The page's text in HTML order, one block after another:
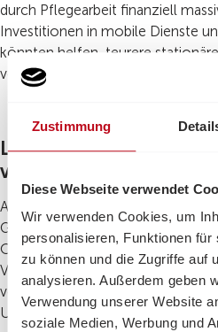
Zustimmung
Diese Webseite verwendet
Wir verwenden Cookies, um
personalisieren, Funktionen für
zu können und die Zugriffe auf
analysieren. Außerdem geben
Verwendung unserer Website
soziale Medien, Werbung und
durch Pflegearbeit finanziell
Investitionen in mobile Dienste
könnten helfen, teurere
vermeiden.
Langzeitpflege und
verbinden
Auch die mangelhafte
Gesundheits- und Pflegesystem
Organisationen für hohe Kosten
Viele ältere Menschen würden
verbleiben oder müssten aufgrund
Unterstützung frühzeitig in